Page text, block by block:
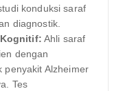
konduksi saraf
diagnostik.
Ahli saraf
dengan
penyakit Alzheimer
Tes